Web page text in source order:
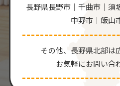
長野県長野市｜千曲市｜須
中野市｜飯山
その他、⻑野県北部は
お気軽にお問い合